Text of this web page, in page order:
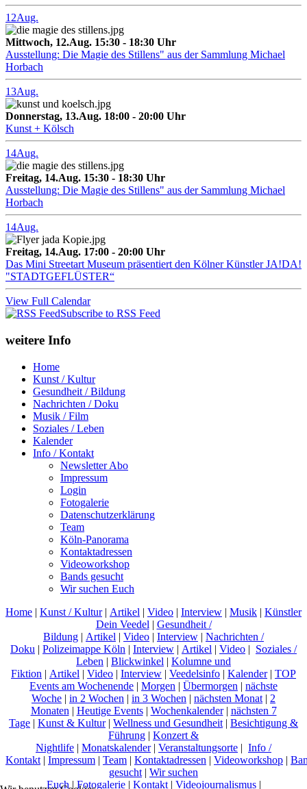
12Aug.
Mittwoch, 12.Aug. 15:30 - 18:30 Uhr
Ausstellung: Die Magie des Stillens" aus der Sammlung Michael
Horbach
13Aug.
Donnerstag, 13.Aug. 18:00 - 20:00 Uhr
Kunst + Kölsch
14Aug.
Freitag, 14.Aug. 15:30 - 18:30 Uhr
Ausstellung: Die Magie des Stillens" aus der Sammlung Michael
Horbach
14Aug.
Freitag, 14.Aug. 17:00 - 20:00 Uhr
Das Mini Streetart Museum präsentiert den Kölner Künstler JA!DA!
"STADTGEFLÜSTER“
View Full Calendar
Subscribe to RSS Feed
weitere Info
Home
Kunst / Kultur
Gesundheit / Bildung
Nachrichten / Doku
Musik / Film
Soziales / Leben
Kalender
Info / Kontakt
Newsletter Abo
Impressum
Login
Fotogalerie
Datenschutzerklärung
Team
Köln-Panorama
Kontaktadressen
Videoworkshop
Bands gesucht
Wir suchen Euch
Home | Kunst / Kultur| Artikel | Video | Interview | Musik | Künstler
Dein Veedel | Gesundheit /
Bildung | Artikel | Video | Interview | Nachrichten /
Doku | Polizeimappe Köln | Interview | Artikel | Video | Soziales /
Leben | Blickwinkel | Kolumne und
Fiktion | Artikel | Video | Interview | Veedelsinfo | Kalender| TOP
Events am Wochenende | Morgen | Übermorgen | nächste
Woche | in 2 Wochen | in 3 Wochen | nächsten Monat | 2
Monaten | Heutige Events| Wochenkalender| nächsten 7
Tage | Kunst & Kultur| Wellness und Gesundheit | Besichtigung &
Führung | Konzert &
Nightlife | Monatskalender| Veranstaltungsorte | Info /
Kontakt | Impressum | Team | Kontaktadressen | Videoworkshop |
gesucht | Wir suchen
Euch | Fotogalerie| Kontakt| Videojournalismus|